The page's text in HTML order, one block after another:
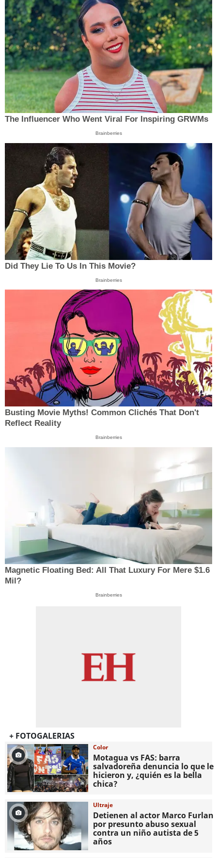
The Influencer Who Went Viral For Inspiring GRWMs
Brainberries
Did They Lie To Us In This Movie?
Brainberries
Busting Movie Myths! Common Clichés That Don't
Reflect Reality
Brainberries
Magnetic Floating Bed: All That Luxury For Mere $1.6
Mil?
Brainberries
+ FOTOGALERIAS
Color
Motagua vs FAS: barra
salvadoreña denuncia lo que le
hicieron y, ¿quién es la bella
chica?
Ultraje
Detienen al actor Marco Furlan
por presunto abuso sexual
contra un niño autista de 5
años